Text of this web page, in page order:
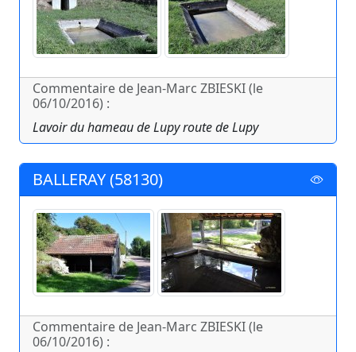
Commentaire de Jean-Marc ZBIESKI (le
06/10/2016) :
Lavoir du hameau de Lupy route de Lupy
BALLERAY (58130)
Commentaire de Jean-Marc ZBIESKI (le
06/10/2016) :